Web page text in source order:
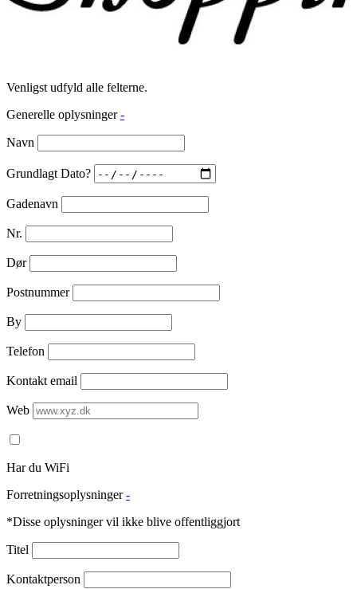
Venligst udfyld alle felterne.
Generelle oplysninger -
Navn
Grundlagt Dato?
Gadenavn
Nr.
Dør
Postnummer
By
Telefon
Kontakt email
Web
Har du WiFi
Forretningsoplysninger -
*Disse oplysninger vil ikke blive offentliggjort
Titel
Kontaktperson